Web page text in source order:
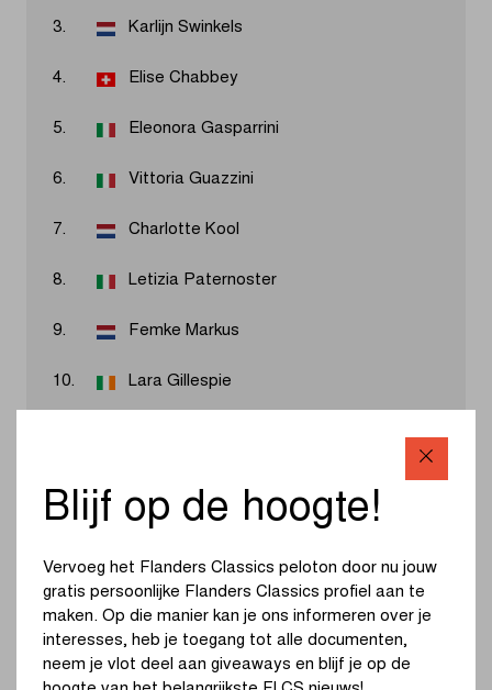
3. Karlijn Swinkels
4. Elise Chabbey
5. Eleonora Gasparrini
6. Vittoria Guazzini
7. Charlotte Kool
8. Letizia Paternoster
9. Femke Markus
10. Lara Gillespie
Resultaten 2026
in de sprint op de Vanackerestraat. De Nederlandse
versnelde zelf op de Kemmelberg en haalde het in een
groepje van vijf van Fleur Moors en Karlijn Swinkels.
Blijf op de hoogte!
Vervoeg het Flanders Classics peloton door nu jouw
gratis persoonlijke Flanders Classics profiel aan te
maken. Op die manier kan je ons informeren over je
interesses, heb je toegang tot alle documenten,
neem je vlot deel aan giveaways en blijf je op de